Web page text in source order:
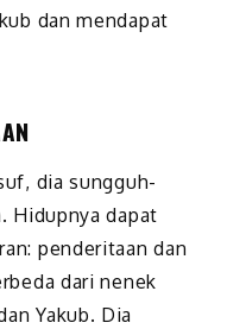
dan mendapat
dia sungguh-
Hidupnya dapat
penderitaan dan
dari nenek
Yakub. Dia